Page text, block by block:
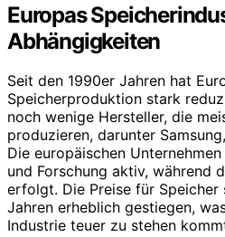
Europas
Abhängigkeiten
Seit den 1990er Jahren hat
Speicherproduktion stark
noch wenige Hersteller, die
produzieren, darunter
Die europäischen
und Forschung aktiv, während
erfolgt. Die Preise für
Jahren erheblich gestiegen,
Industrie teuer zu stehen